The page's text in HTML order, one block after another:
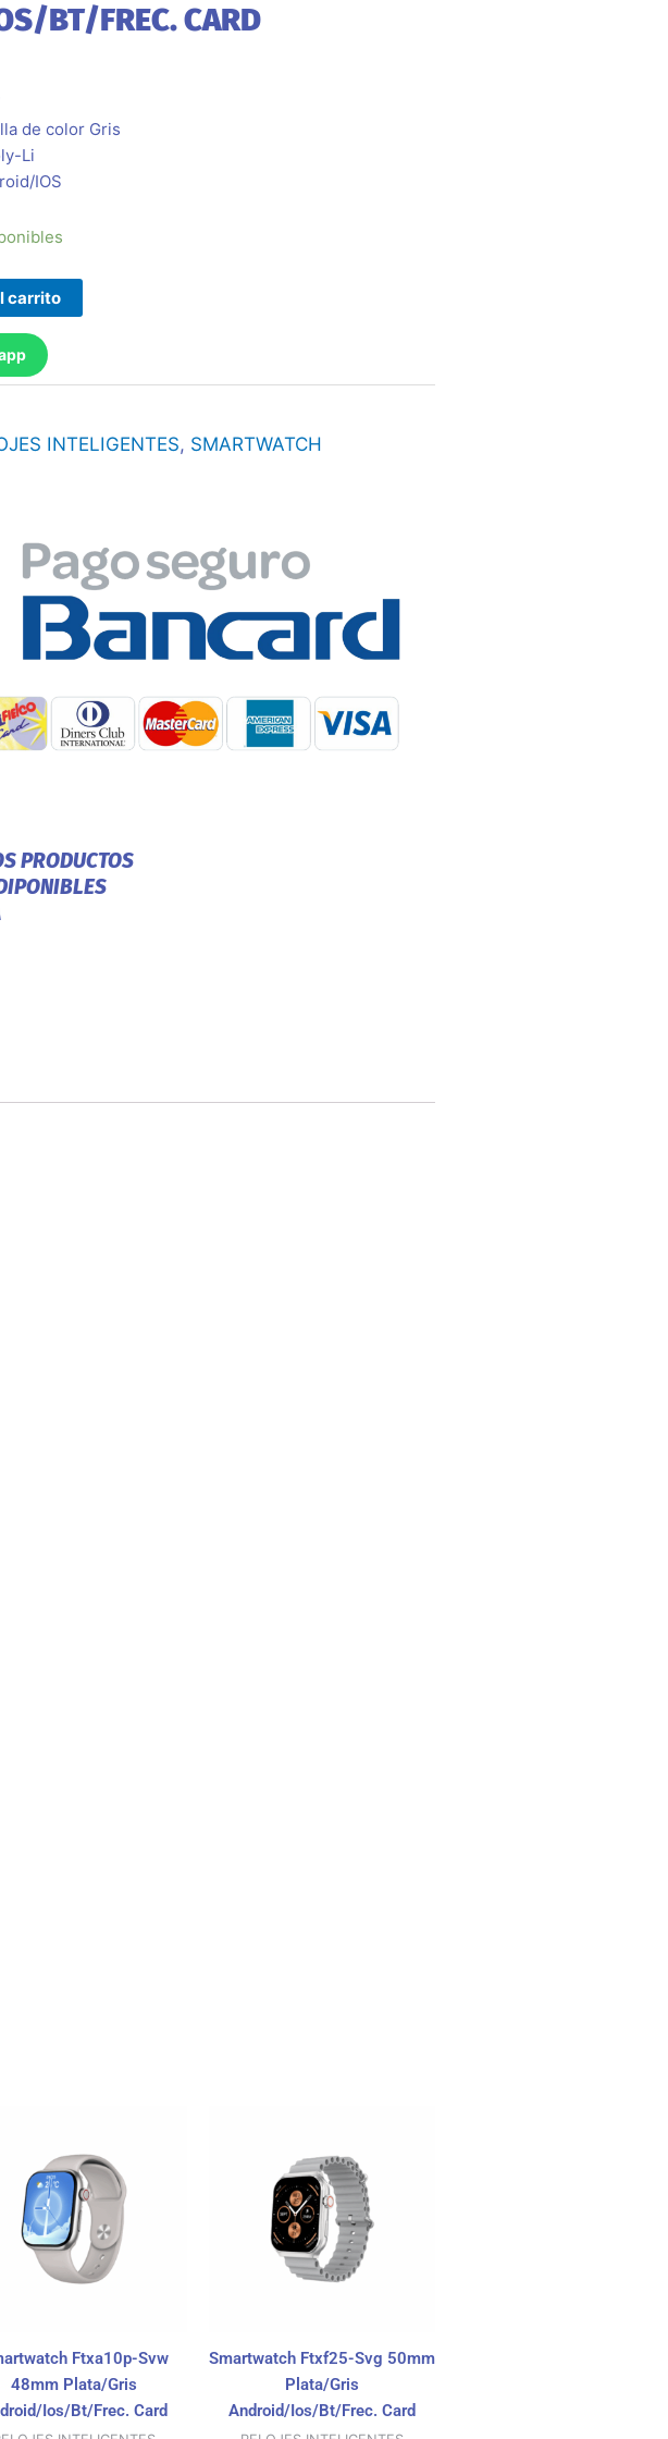
BT/FREC. CARD
de color Gris
Li
IOS
carrito
INTELIGENTES, SMARTWATCH
PRODUCTOS
Ftxa10p-Svw
48mm Plata/Gris
Ios/Bt/Frec. Card
Smartwatch Ftxf25-Svg 50mm
Plata/Gris
Android/Ios/Bt/Frec. Card